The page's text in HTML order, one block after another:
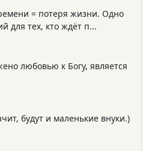
= потеря жизни. Одно
для тех, кто ждёт п...
любовью к Богу, является
будут и маленькие внуки.)